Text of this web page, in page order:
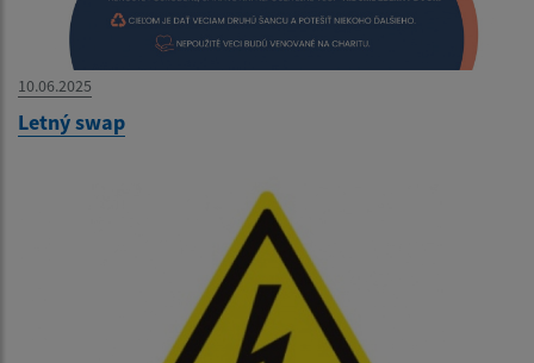
10.06.2025
Letný swap